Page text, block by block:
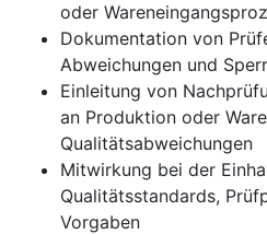
oder
Dokumentation von
Abweichungen und
Einleitung von
an Produktion oder
Qualitätsabweichungen
Mitwirkung bei der
Qualitätsstandards,
Vorgaben